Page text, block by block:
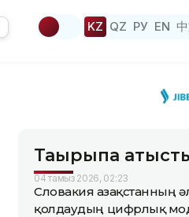
KZ QZ РУ EN
Тақырыпқа
04 тамыз 2026, 02:23
Словакия Қазақстанның
қолдаудың цифрлық